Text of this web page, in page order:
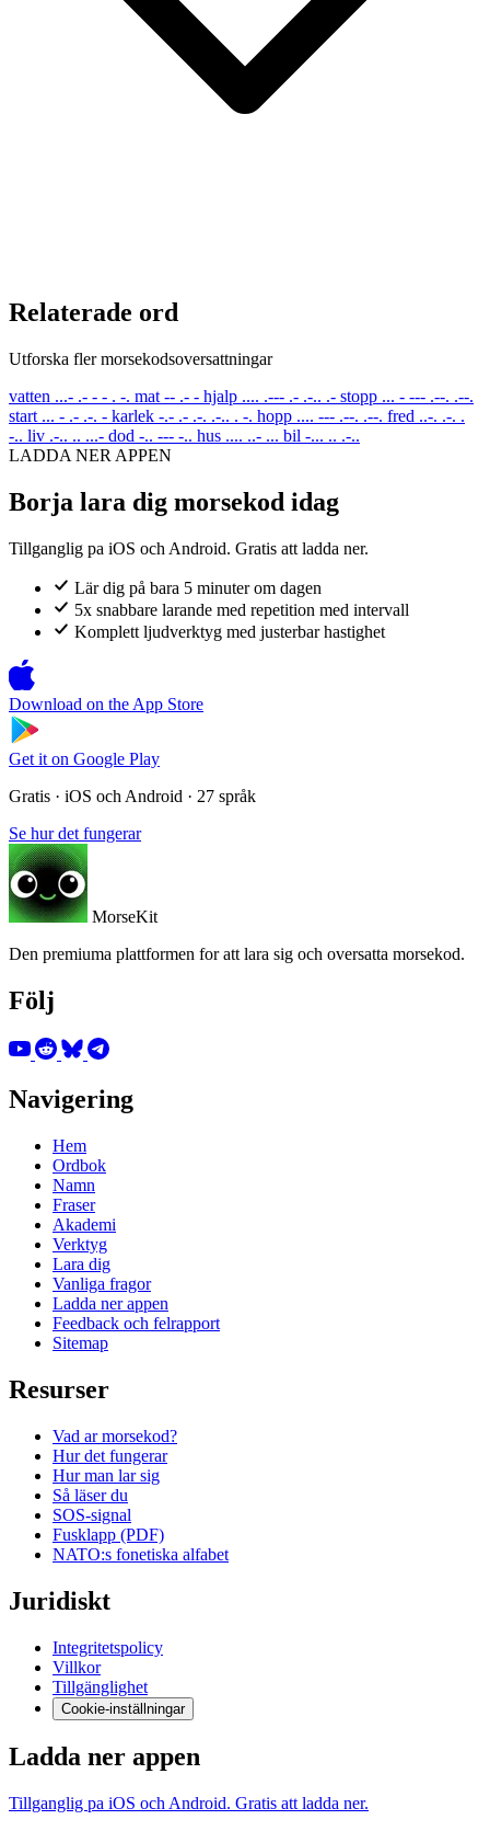
Relaterade ord
Utforska fler morsekodsoversattningar
vatten ...- .- - - . -. mat -- .- - hjalp .... .--- .- .-.. .- stopp ... - --- .--. .--.
start ... - .- .-. - karlek -.- .- .-. .-.. . -. hopp .... --- .--. .--. fred ..-. .-. .
-.. liv .-.. .. ...- dod -.. --- -.. hus .... ..- ... bil -... .. .-..
LADDA NER APPEN
Borja lara dig morsekod idag
Tillganglig pa iOS och Android. Gratis att ladda ner.
Lär dig på bara 5 minuter om dagen
5x snabbare larande med repetition med intervall
Komplett ljudverktyg med justerbar hastighet
Download on the App Store
Get it on Google Play
Gratis · iOS och Android · 27 språk
Se hur det fungerar
MorseKit
Den premiuma plattformen for att lara sig och oversatta morsekod.
Följ
Navigering
Hem
Ordbok
Namn
Fraser
Akademi
Verktyg
Lara dig
Vanliga fragor
Ladda ner appen
Feedback och felrapport
Sitemap
Resurser
Vad ar morsekod?
Hur det fungerar
Hur man lar sig
Så läser du
SOS-signal
Fusklapp (PDF)
NATO:s fonetiska alfabet
Juridiskt
Integritetspolicy
Villkor
Tillgänglighet
Cookie-inställningar
Ladda ner appen
Tillganglig pa iOS och Android. Gratis att ladda ner.